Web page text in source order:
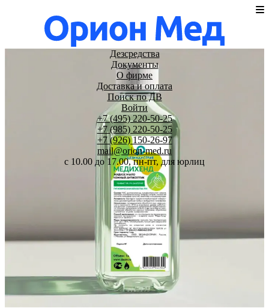
Дезсредства
Документы
О фирме
Доставка и оплата
Поиск по ДВ
Войти
+7 (495) 220-50-25
+7 (985) 220-50-25
+7 (926) 150-26-97
mail@orion-med.ru
c 10.00 до 17.00, пн-пт, для юрлиц